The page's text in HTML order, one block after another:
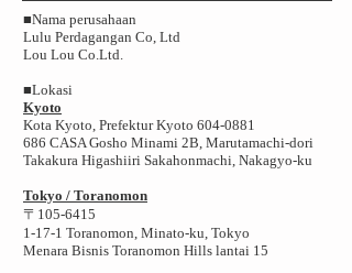
■Nama perusahaan
Lulu Perdagangan Co, Ltd
Lou Lou Co.Ltd.
■Lokasi
Kyoto
Kota Kyoto, Prefektur Kyoto 604-0881
686 CASA Gosho Minami 2B, Marutamachi-dori
Takakura Higashiiri Sakahonmachi, Nakagyo-ku
Tokyo / Toranomon
〒105-6415
1-17-1 Toranomon, Minato-ku, Tokyo
Menara Bisnis Toranomon Hills lantai 15